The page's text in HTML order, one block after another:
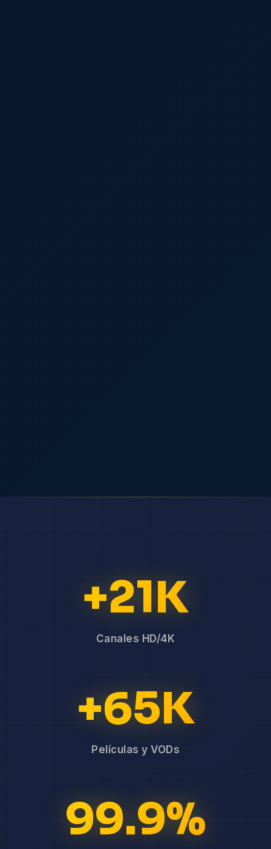
+21K
Canales HD/4K
+65K
Películas y VODs
99.9%